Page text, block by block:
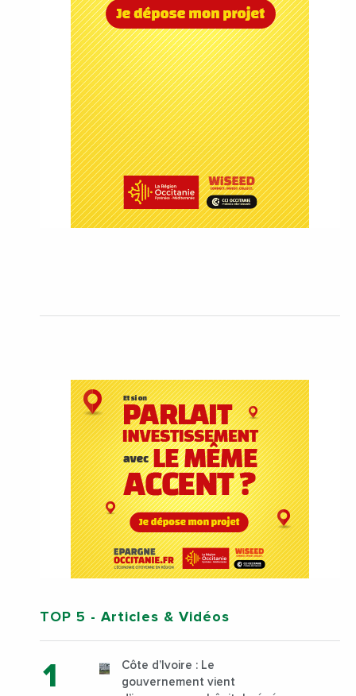
TOP 5 - Articles & Vidéos
Côte d’Ivoire : Le
gouvernement vient